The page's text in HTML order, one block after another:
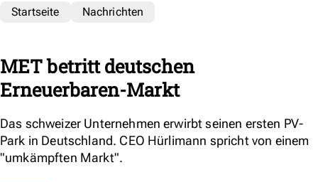
Startseite Nachrichten
MET betritt deutschen
Erneuerbaren-Markt
Das schweizer Unternehmen erwirbt seinen ersten PV-
Park in Deutschland. CEO Hürlimann spricht von einem
"umkämpften Markt".